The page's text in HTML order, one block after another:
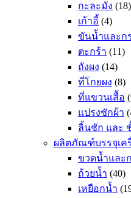
กะละมัง (18)
เก้าอี้ (4)
ขันน้ำและก
ตะกร้า (11)
ถังผง (14)
ที่โกยผง (8)
ที่แขวนเสื้อ
แปรงซักผ้า
ลิ้นชัก และ
ผลิตภัณฑ์บรรจุเค
ขวดน้ำและ
ถ้วยน้ำ (40)
เหยือกน้ำ